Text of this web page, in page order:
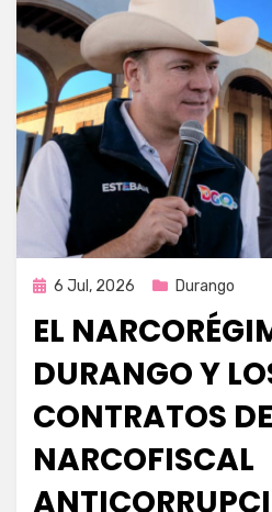
Publicada
6 Jul, 2026 Durango
EL
DURANGO Y
CONTRATOS
NARCOFISCAL